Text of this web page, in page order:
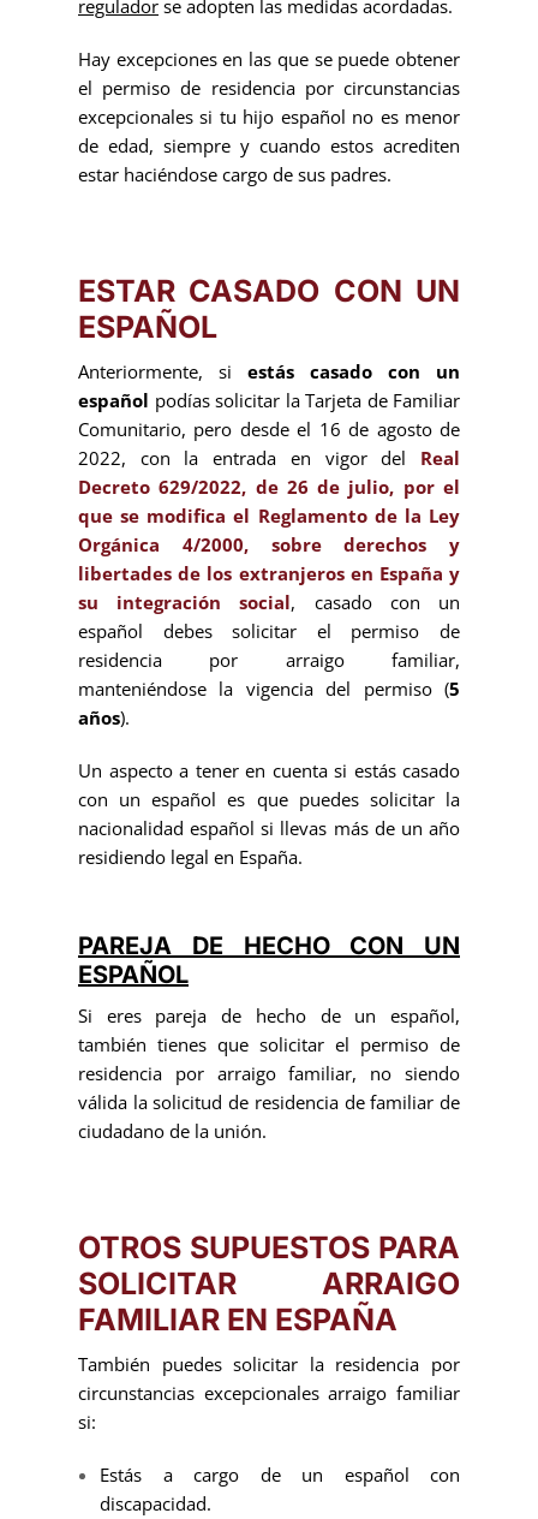
regulador se adopten las medidas acordadas.
Hay excepciones en las que se puede obtener
el permiso de residencia por circunstancias
excepcionales si tu hijo español no es menor
de edad, siempre y cuando estos acrediten
estar haciéndose cargo de sus padres.
ESTAR CASADO CON UN
ESPAÑOL
Anteriormente, si estás casado con un
español podías solicitar la Tarjeta de Familiar
Comunitario, pero desde el 16 de agosto de
2022, con la entrada en vigor del Real
Decreto 629/2022, de 26 de julio, por el
que se modifica el Reglamento de la Ley
Orgánica 4/2000, sobre derechos y
libertades de los extranjeros en España y
su integración social, casado con un
español debes solicitar el permiso de
residencia por arraigo familiar,
manteniéndose la vigencia del permiso (5
años).
Un aspecto a tener en cuenta si estás casado
con un español es que puedes solicitar la
nacionalidad español si llevas más de un año
residiendo legal en España.
PAREJA DE HECHO CON UN
ESPAÑOL
Si eres pareja de hecho de un español,
también tienes que solicitar el permiso de
residencia por arraigo familiar, no siendo
válida la solicitud de residencia de familiar de
ciudadano de la unión.
OTROS SUPUESTOS PARA
SOLICITAR ARRAIGO
FAMILIAR EN ESPAÑA
También puedes solicitar la residencia por
circunstancias excepcionales arraigo familiar
si:
Estás a cargo de un español con
discapacidad.